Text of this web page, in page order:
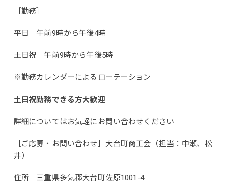
［勤務］
平日 午前9時から午後4時
土日祝 午前9時から午後5時
※勤務カレンダーによるローテーション
土日祝勤務できる方大歓迎
詳細についてはお気軽にお問い合わせください
［ご応募・お問い合わせ］大台町商工会（担当：中瀬、松
井）
住所 三重県多気郡大台町佐原1001-4